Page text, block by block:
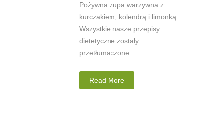
Pożywna zupa warzywna z
kurczakiem, kolendrą i limonką
Wszystkie nasze przepisy
dietetyczne zostały
przetłumaczone...
Read More